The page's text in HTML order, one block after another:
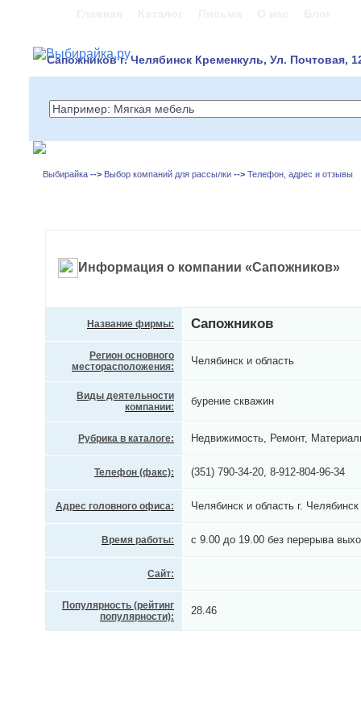
Сапожников г. Челябинск Кременкуль, Ул. Почтовая,
Выбирайка --> Выбор компаний для рассылки --> Телефон, адрес и отзывы
Информация о компании «Сапожников»
Название фирмы: Сапожников
Регион основного
месторасположения:
Челябинск и область
Виды деятельности
компании:
бурение скважин
Рубрика в каталоге: Недвижимость, Ремонт,
Телефон (факс): (351) 790-34-20, 8-912-804-96-34
Адрес головного офиса: Челябинск и область г.
Время работы: с 9.00 до 19.00 без перерыва
Сайт:
Популярность (рейтинг
популярности):
28.46